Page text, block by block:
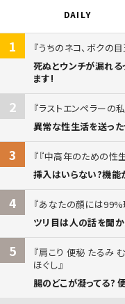
DAILY
1
うちのネコ、ボクの
死ぬとウンチが漏れる
ます!
2
ラストエンペラーの
異常な性生活を送っ
3
『中高年のための性
挿入はいらない?機能
4
あなたの顔には99%
ツリ目は人の話を聞
5
肩こり 便秘 たるみ
ほぐし
腸のどこが凝ってる?